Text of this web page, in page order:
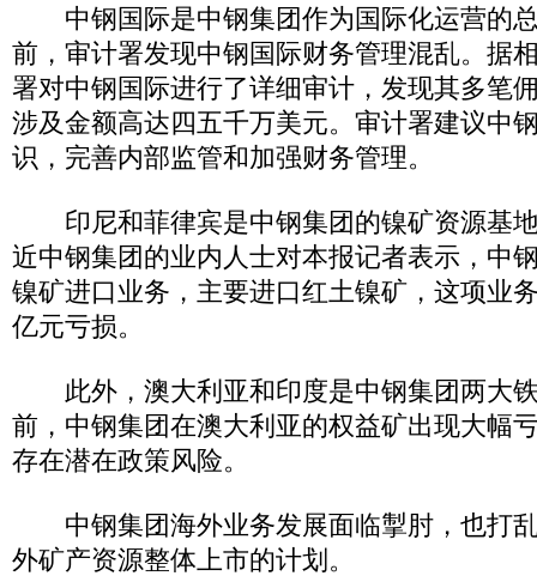
中钢国际是中钢集团作为国际化运营的
前，审计署发现中钢国际财务管理混乱。据
署对中钢国际进行了详细审计，发现其多笔
涉及金额高达四五千万美元。审计署建议中
识，完善内部监管和加强财务管理。
印尼和菲律宾是中钢集团的镍矿资源基
近中钢集团的业内人士对本报记者表示，中
镍矿进口业务，主要进口红土镍矿，这项业
亿元亏损。
此外，澳大利亚和印度是中钢集团两大
前，中钢集团在澳大利亚的权益矿出现大幅
存在潜在政策风险。
中钢集团海外业务发展面临掣肘，也打
外矿产资源整体上市的计划。